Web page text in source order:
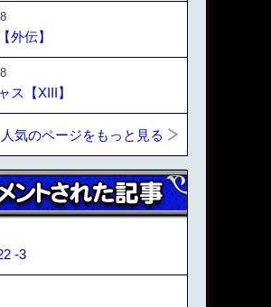
外伝】
ス【XIII】
人気のページをもっと見る
-3